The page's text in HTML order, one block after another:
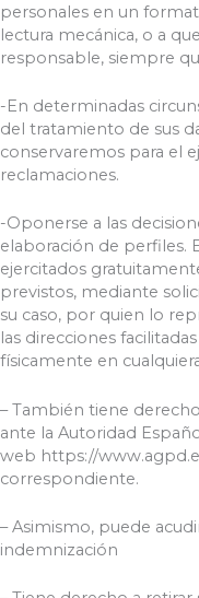
personales en un
lectura mecánica, o a
responsable, siempre
-En determinadas
del tratamiento de sus
conservaremos para el
reclamaciones.
-Oponerse a las
elaboración de perfiles.
ejercitados
previstos, mediante
su caso, por quien lo
las direcciones
físicamente en
– También tiene
ante la Autoridad
web https://
correspondiente.
– Asimismo, puede
indemnización